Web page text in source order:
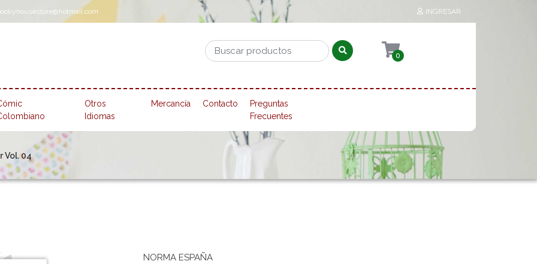
INGRESAR
0
Otros
Idiomas
Mercancía Contacto
Preguntas
Frecuentes
Vol. 04
NORMA ESPAÑA